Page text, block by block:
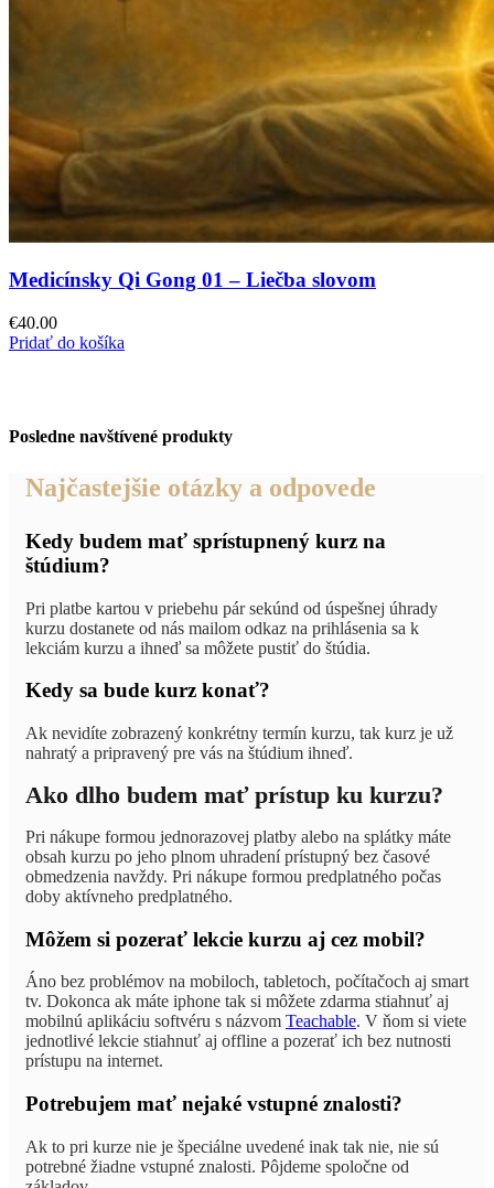
Medicínsky Qi Gong 01 – Liečba slovom
€40.00
Pridať do košíka
Posledne navštívené produkty
Najčastejšie otázky a odpovede
Kedy budem mať sprístupnený kurz na
štúdium?
Pri platbe kartou v priebehu pár sekúnd od úspešnej úhrady
kurzu dostanete od nás mailom odkaz na prihlásenia sa k
lekciám kurzu a ihneď sa môžete pustiť do štúdia.
Kedy sa bude kurz konať?
Ak nevidíte zobrazený konkrétny termín kurzu, tak kurz je už
nahratý a pripravený pre vás na štúdium ihneď.
Ako dlho budem mať prístup ku kurzu?
Pri nákupe formou jednorazovej platby alebo na splátky máte
obsah kurzu po jeho plnom uhradení prístupný bez časové
obmedzenia navždy. Pri nákupe formou predplatného počas
doby aktívneho predplatného.
Môžem si pozerať lekcie kurzu aj cez mobil?
Áno bez problémov na mobiloch, tabletoch, počítačoch aj smart
tv. Dokonca ak máte iphone tak si môžete zdarma stiahnuť aj
mobilnú aplikáciu softvéru s názvom Teachable. V ňom si viete
jednotlivé lekcie stiahnuť aj offline a pozerať ich bez nutnosti
prístupu na internet.
Potrebujem mať nejaké vstupné znalosti?
Ak to pri kurze nie je špeciálne uvedené inak tak nie, nie sú
potrebné žiadne vstupné znalosti. Pôjdeme spoločne od